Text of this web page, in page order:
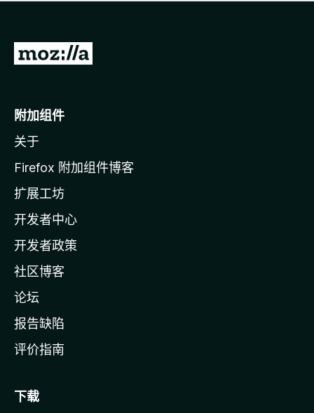
无
转
o
i
l
a
主
页
附加组件
关于
Firefox 附加组件博客
扩展工坊
开发者中心
开发者政策
社区博客
论坛
报告缺陷
评价指南
下载